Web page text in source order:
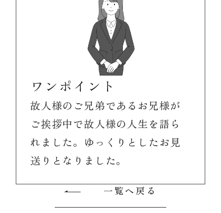
ワンポイント
故人様のご兄弟であるお兄様が
ご挨拶中で故人様の人生を語ら
れました。ゆっくりとしたお見
送りとなりました。
一覧へ戻る